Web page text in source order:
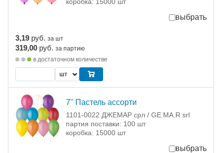
выбрать
3,19 руб. за шт
319,00 руб. за партию
в достаточном количестве
7" Пастель ассорти
1101-0022 ДЖЕМАР срл / GE.MA.R srl
партия поставки: 100 шт
коробка: 15000 шт
выбрать